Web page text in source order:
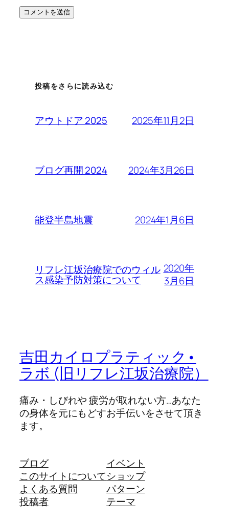
投稿をさらに読み込む
アウトドア 2025 2025年11月2日
ブログ再開 2024 2024年3月26日
能登半島地震 2024年1月6日
リフレ江坂治療院でのウィル
ス感染予防対策について
2020年
3月6日
吉田カイロプラティック•
ラボ (旧リフレ江坂治療院）
痛み・しびれや 疲労が取れない方…あなた
の身体を元にもどすお手伝いをさせて頂き
ます。
ブログ
このサイトについて
よくある質問
投稿者
イベント
ショップ
パターン
テーマ